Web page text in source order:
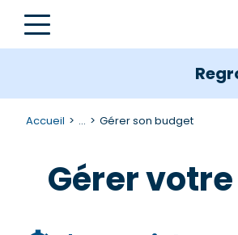
Accueil ... Gérer son budget
Gérer